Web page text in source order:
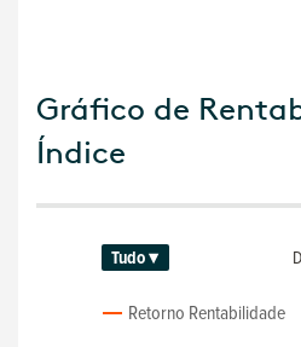
Gráfico de
Índice
Tudo ▾
Retorno Rentabilidade